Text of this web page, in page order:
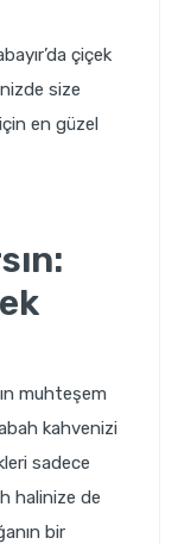
çiçek
size
en güzel
muhteşem
kahvenizi
sadece
halinize de
bir